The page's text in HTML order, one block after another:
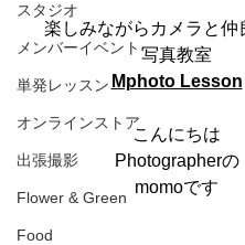
スタジオ
メンバーイベント
単発レッスン
オンラインストア
出張撮影
Flower & Green
Food
楽しみながらカメラと仲
写真教室
Mphoto Lesson
こんにちは
Photographerの
momoです